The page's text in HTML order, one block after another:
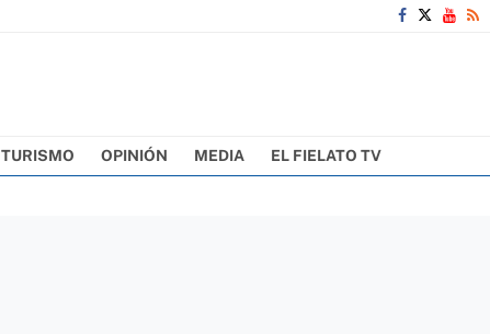
TURISMO OPINIÓN MEDIA EL FIELATO TV